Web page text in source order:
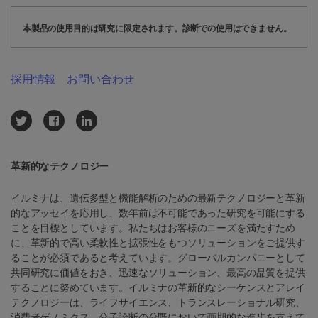
本製品の使用目的は研究に限定されます。診断での使用はできません。
革新的なテクノロジー
イルミナは、遺伝多型と機能解析のための最新テクノロジーと革新
的なアッセイを応用し、数年前は不可能であった研究を可能にする
ことを目標としています。私たちはお客様のニーズを満たすため
に、革新的で高い柔軟性と拡張性をもつソリューションをご提供す
ることが必須であると考えています。グローバルカンパニーとして
共同研究に価値をおき、迅速なソリューション、最高の品質を提供
することに努めています。イルミナの革新的なシーケンスとアレイ
テクノロジーは、ライフサイエンス、トランスレーショナル研究、
採用情報 お問い合わせ